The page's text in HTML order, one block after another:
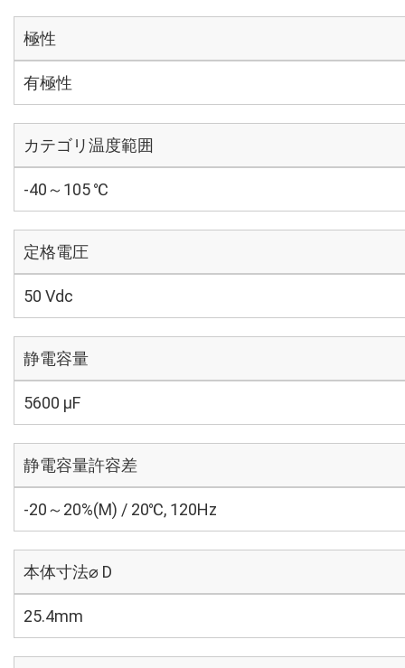
極性
有極性
カテゴリ温度範囲
-40～105 ℃
定格電圧
50 Vdc
静電容量
5600 µF
静電容量許容差
-20～20%(M) / 20℃, 120Hz
本体寸法⌀ D
25.4mm